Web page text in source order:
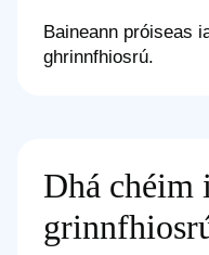
Baineann próiseas
ghrinnfhiosrú.
Dhá chéim